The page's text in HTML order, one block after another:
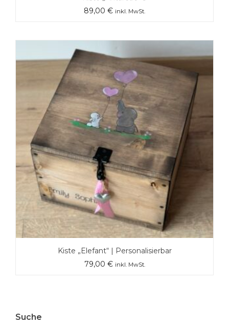
89,00 € inkl. MwSt.
Kiste „Elefant“ | Personalisierbar
79,00 € inkl. MwSt.
Suche